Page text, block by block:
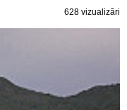
628 vizualizări